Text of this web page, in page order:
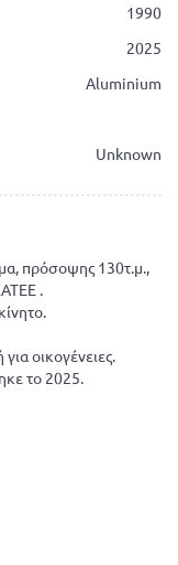
1990
2025
Aluminium
Unknown
πρόσοψης 130τ.μ.,
.
οικογένειες.
το 2025.